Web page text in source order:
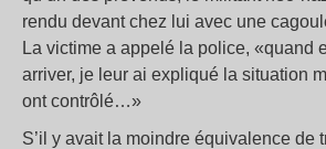
rendu devant chez lui avec une
La victime a appelé la police, «quand
arriver, je leur ai expliqué la situation
ont contrôlé…»
S’il y avait la moindre équivalence de